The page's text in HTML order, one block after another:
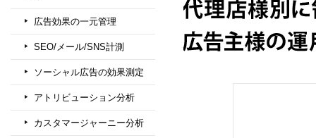
広告効果の一元管理
SEO/メール/SNS計測
ソーシャル広告の効果測定
アトリビューション分析
カスタマージャーニー分析